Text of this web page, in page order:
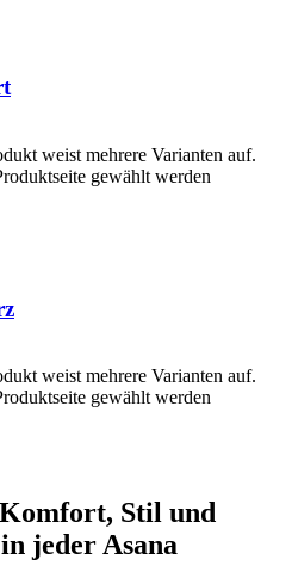
weist mehrere Varianten auf.
gewählt werden
weist mehrere Varianten auf.
gewählt werden
Komfort, Stil und
jeder Asana